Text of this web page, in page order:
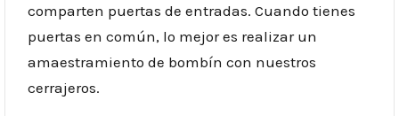
comparten puertas de entradas. Cuando tienes
puertas en común, lo mejor es realizar un
amaestramiento de bombín con nuestros
cerrajeros.